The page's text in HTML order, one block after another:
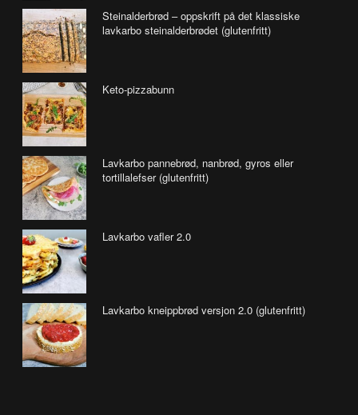
Steinalderbrød – oppskrift på det klassiske
lavkarbo steinalderbrødet (glutenfritt)
Keto-pizzabunn
Lavkarbo pannebrød, nanbrød, gyros eller
tortillalefser (glutenfritt)
Lavkarbo vafler 2.0
Lavkarbo kneippbrød versjon 2.0 (glutenfritt)